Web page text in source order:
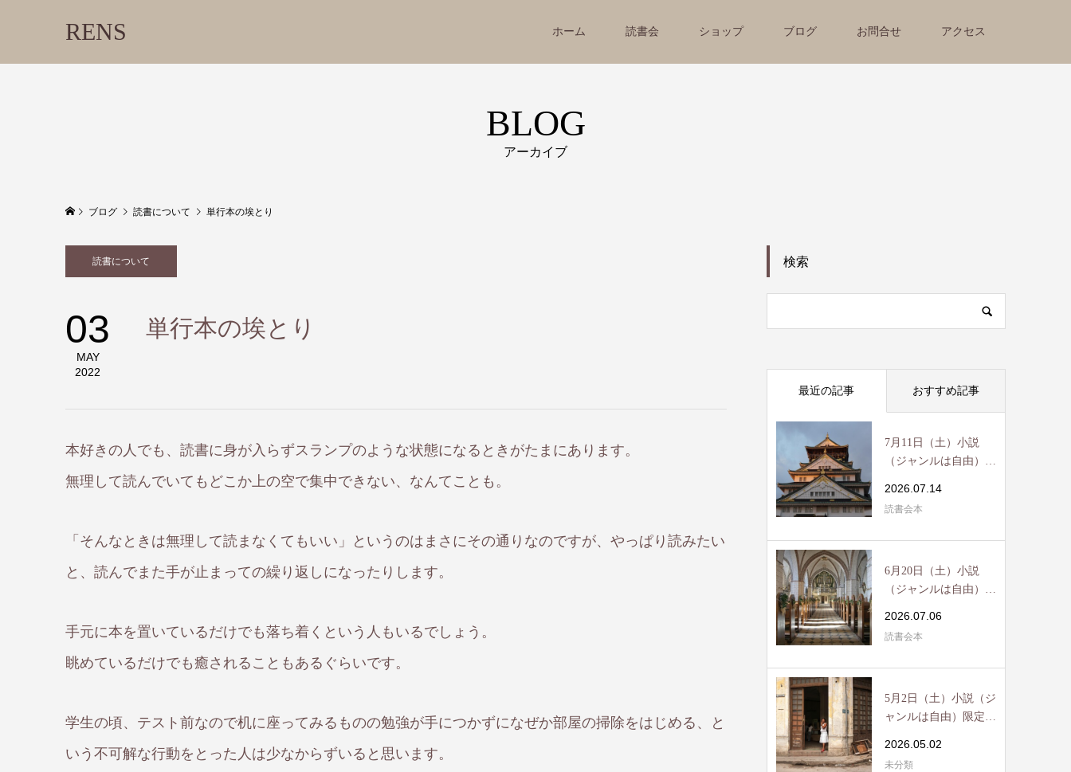
RENS ホーム 読書会 ショップ ブログ お問合せ アクセス
BLOG
アーカイブ
ブログ 読書について 単行本の埃とり
読書について
03
MAY
2022
単行本の埃とり
本好きの人でも、読書に身が入らずスランプのような状態になるときがたまにあります。
無理して読んでいてもどこか上の空で集中できない、なんてことも。
「そんなときは無理して読まなくてもいい」というのはまさにその通りなのですが、やっぱり読みたい
と、読んでまた手が止まっての繰り返しになったりします。
手元に本を置いているだけでも落ち着くという人もいるでしょう。
眺めているだけでも癒されることもあるぐらいです。
学生の頃、テスト前なので机に座ってみるものの勉強が手につかずになぜか部屋の掃除をはじめる、と
いう不可解な行動をとった人は少なからずいると思います。
検索
最近の記事 おすすめ記事
7月11日（土）小説
（ジャンルは自由）限
2026.07.14
読書会本
6月20日（土）小説
（ジャンルは自由）限
2026.07.06
読書会本
5月2日（土）小説（ジ
ャンルは自由）限定読
2026.05.02
未分類